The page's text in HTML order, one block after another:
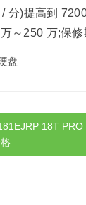
分)提高到
～250 万;保修
盘
18T